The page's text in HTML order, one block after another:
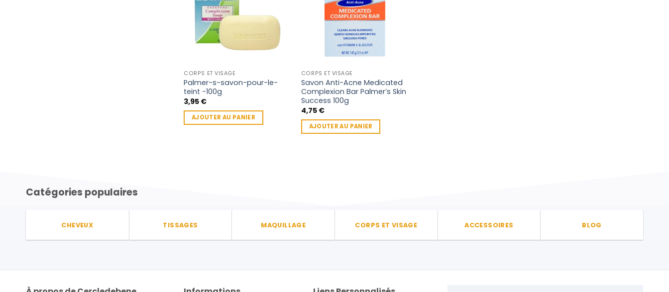
CORPS ET VISAGE
Palmer-s-savon-pour-le-
teint -100g
3,95 €
AJOUTER AU PANIER
CORPS ET VISAGE
Savon Anti-Acne Medicated
Complexion Bar Palmer’s Skin
Success 100g
4,75 €
AJOUTER AU PANIER
Catégories populaires
CHEVEUX TISSAGES MAQUILLAGE CORPS ET VISAGE ACCESSOIRES BLOG